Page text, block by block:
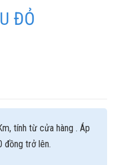
ĐỎ
tính từ cửa hàng . Áp
đồng trở lên.